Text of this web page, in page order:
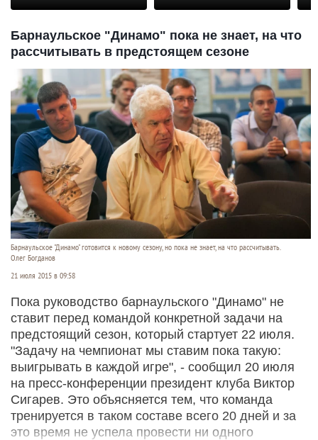
Барнаульское "Динамо" пока не знает, на что
рассчитывать в предстоящем сезоне
Барнаульское "Динамо" готовится к новому сезону, но пока не знает, на что рассчитывать.
Олег Богданов
21 июля 2015 в 09:58
Пока руководство барнаульского "Динамо" не
ставит перед командой конкретной задачи на
предстоящий сезон, который стартует 22 июля.
"Задачу на чемпионат мы ставим пока такую:
выигрывать в каждой игре", - сообщил 20 июля
на пресс-конференции президент клуба Виктор
Сигарев. Это объясняется тем, что команда
тренируется в таком составе всего 20 дней и за
это время не успела провести ни одного